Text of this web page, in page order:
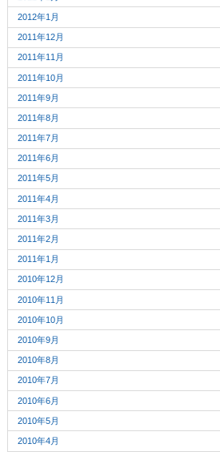
2012年1月
2011年12月
2011年11月
2011年10月
2011年9月
2011年8月
2011年7月
2011年6月
2011年5月
2011年4月
2011年3月
2011年2月
2011年1月
2010年12月
2010年11月
2010年10月
2010年9月
2010年8月
2010年7月
2010年6月
2010年5月
2010年4月